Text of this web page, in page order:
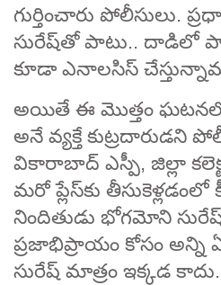
గుర్తించారు పోలీసులు.
సురేష్‌తో పాటు.. దాడిలో
కూడా ఎనాలసిస్
అయితే ఈ మొత్తం
అనే వ్యక్తే కుట్రదారుడని
వికారాబాద్‌ ఎస్పీ, జిల్లా
మరో ప్లేస్‌కు
నిందితుడు భోగమోని
ప్రజాభిప్రాయం కోసం అన్ని
సురేష్ మాత్రం ఇక్కడ